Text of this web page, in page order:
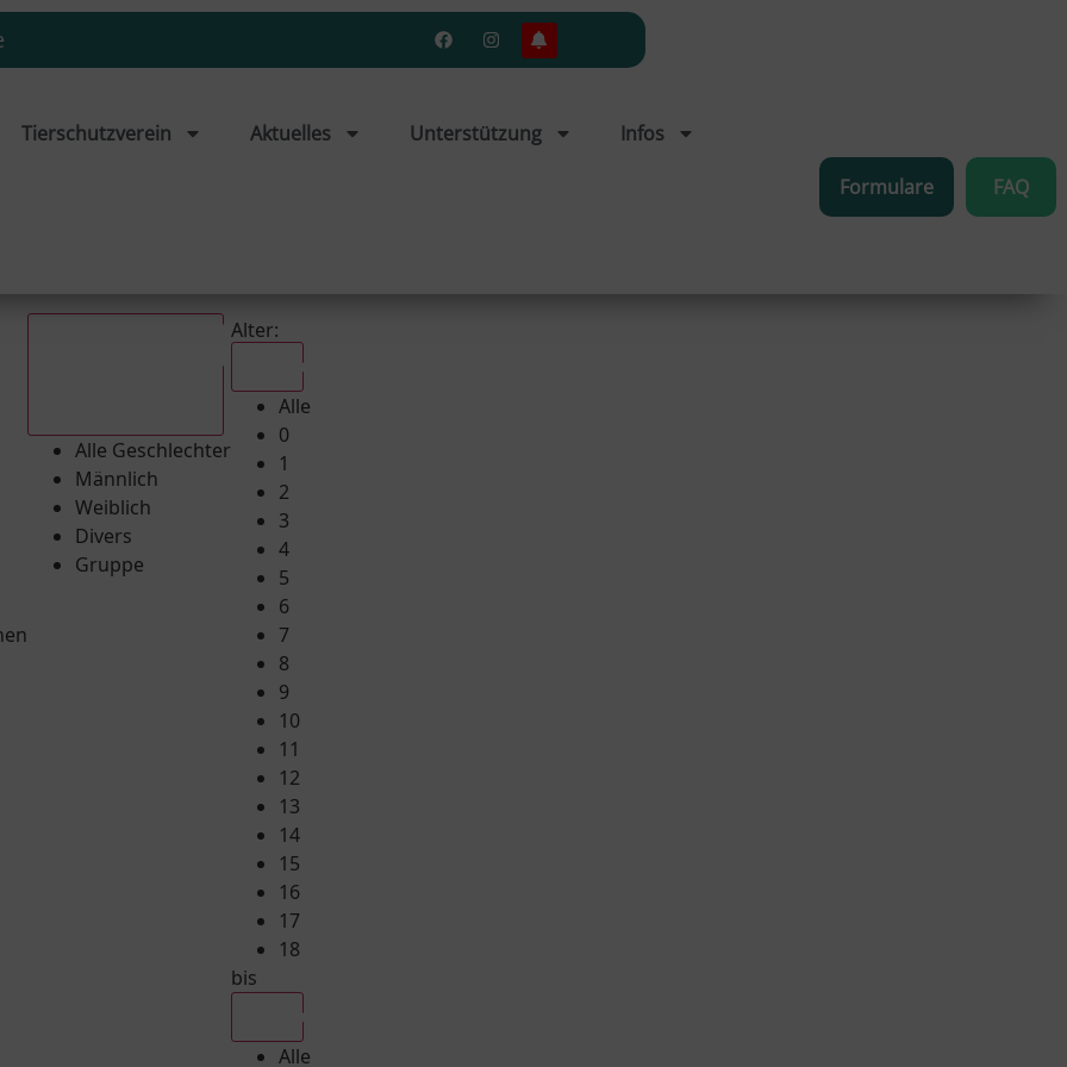
Tierschutzverein Aktuelles Unterstützung Infos
Formulare FAQ
Alle Geschlechter
Männlich
Weiblich
Divers
Gruppe
Alter:
Alle
0
1
2
3
4
5
6
7
8
9
10
11
12
13
14
15
16
17
18
bis
Alle